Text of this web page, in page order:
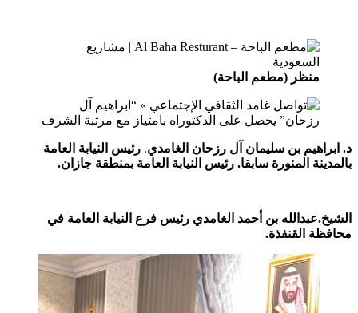
منظر (مطعم الباحة)
د. ابراهيم بن سليمان آل رزحان الغامدي. رئيس النيابة العامة
بالمدينة المنورة سابقا. رئيس النيابة العامة بمنطقة جازان.
الشيخ.عبدالله بن أحمد الغامدي رئيس فرع النيابة العامة في
محافظة القنفذة.